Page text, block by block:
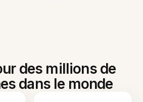
des millions de
dans le monde